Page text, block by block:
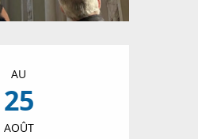
et
AU
25
AOÛT